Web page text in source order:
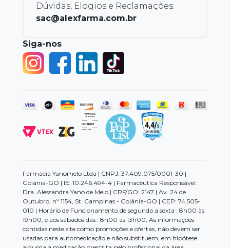
Dúvidas, Elogios e Reclamações:
sac@alexfarma.com.br
Siga-nos
Farmácia Yanomelo Ltda | CNPJ: 37.409.075/0001-30 |
Goiânia-GO | IE: 10.246.494-4 | Farmacêutica Responsável:
Dra. Alessandra Yano de Melo | CRF/GO: 2147 | Av. 24 de
Outubro, nº 1154, St. Campinas - Goiânia-GO | CEP: 74.505-
010 | Horário de Funcionamento de segunda a sexta : 8h00 às
19h00, e aos sábados das : 8h00 ás 13h00, As informações
contidas neste site como promoções e ofertas, não devem ser
usadas para automedicação e não substituem, em hipótese